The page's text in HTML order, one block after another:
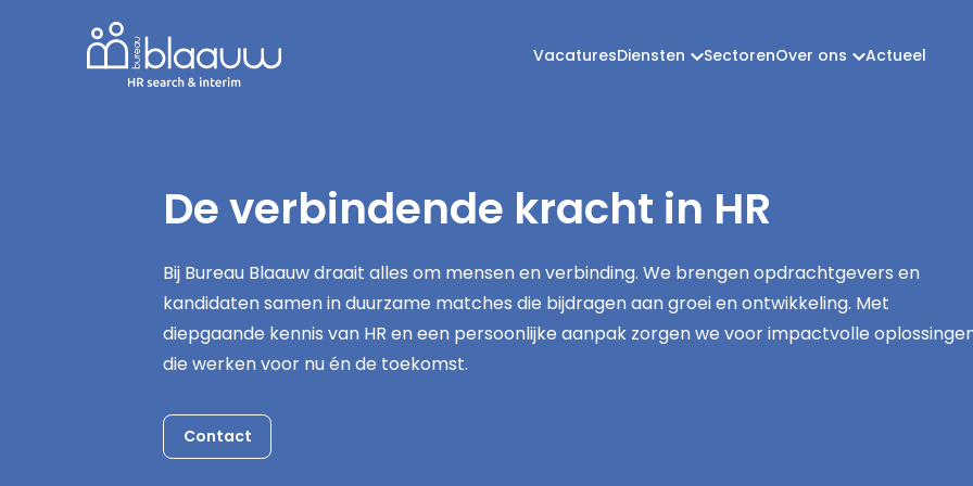
VacaturesDiensten SectorenOver ons Actueel
De verbindende kracht in HR
Bij Bureau Blaauw draait alles om mensen en verbinding. We brengen opdrachtgevers en
kandidaten samen in duurzame matches die bijdragen aan groei en ontwikkeling. Met
diepgaande kennis van HR en een persoonlijke aanpak zorgen we voor impactvolle
die werken voor nu én de toekomst.
Contact